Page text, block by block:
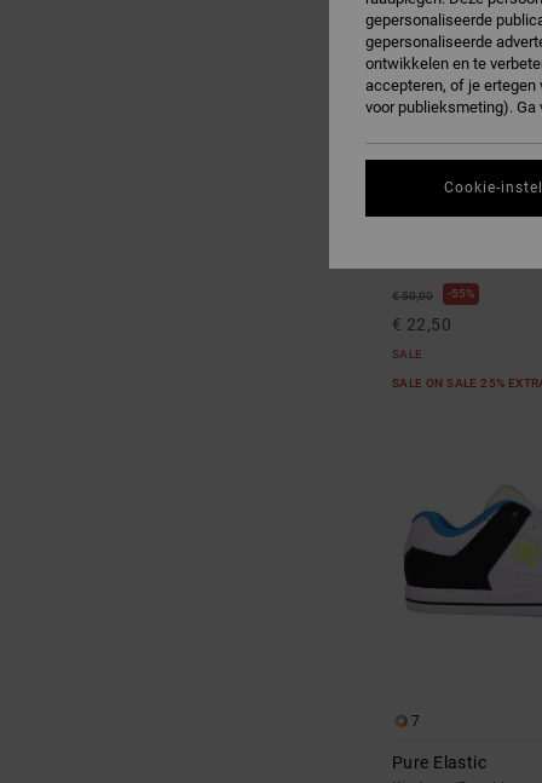
€ 50,00 55%
€ 22,50
SALE
SALE ON SALE 25%
7
Pure Elastic
gepersonaliseerde
gepersonaliseerde
ontwikkelen en te
accepteren, of je ertegen
voor publieksmeting). Ga
Cookie-